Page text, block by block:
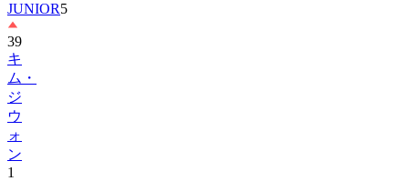
39
キ
ム・
ジ
ウ
ォ
ン
1
40